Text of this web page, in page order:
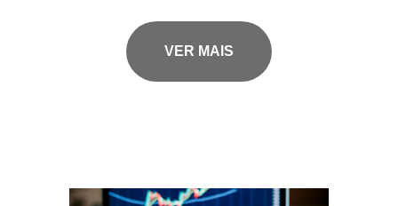
VER MAIS